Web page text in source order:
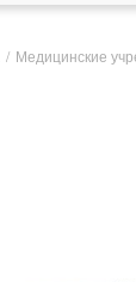
Медицинские